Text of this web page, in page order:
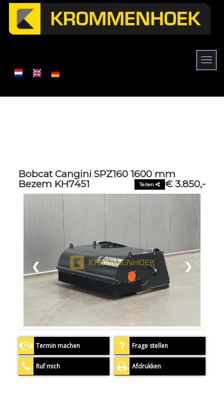
Bobcat Cangini SPZ160 1600 mm
Bezem KH7451
€ 3.850,-
Teilen
❮ ❯
Termin machen Frage stellen
Ruf mich Afdrukken